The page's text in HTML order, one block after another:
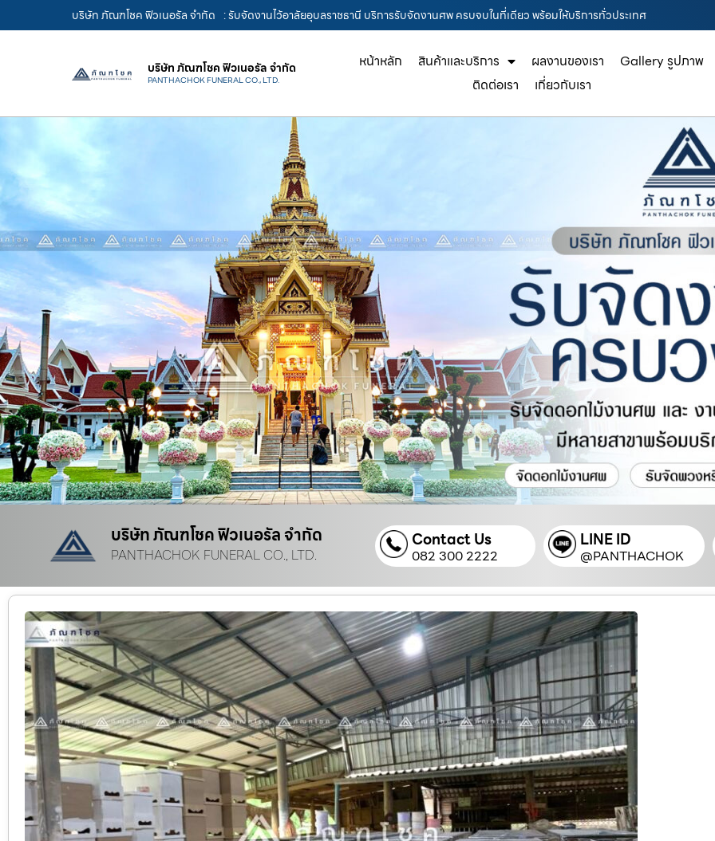
บริษัท ภัณฑโชค ฟิวเนอรัล จำกัด : รับจัดงานไว้อาลัยอุบลราชธานี บริการรับจัดงานศพ ครบจบในที่เดียว พร้อมให้บริการทั่วประเทศ
บริษัท ภัณฑโชค ฟิวเนอรัล จำกัด
PANTHACHOK FUNERAL CO., LTD.
หน้าหลัก สินค้าและบริการ ผลงานของเรา
Gallery รูปภาพ
ติดต่อเรา
เกี่ยวกับเรา
บริษัท ภัณฑโชค ฟิวเนอรัล จำกัด
PANTHACHOK FUNERAL CO., LTD.
Contact Us
082 300 2222
LINE ID
@PANTHACHOK